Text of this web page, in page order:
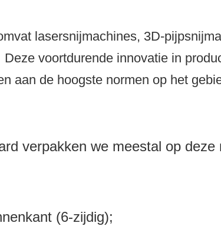
lasersnijmachines, 3D-
Deze voortdurende innovatie in
aan de hoogste normen op het
verpakken we meestal op deze
(6-zijdig);